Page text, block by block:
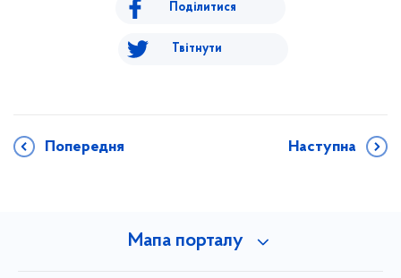
Поділитися
Твітнути
Попередня Наступна
Мапа порталу